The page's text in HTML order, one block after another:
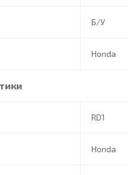
Б/У
Honda
RD1
Honda